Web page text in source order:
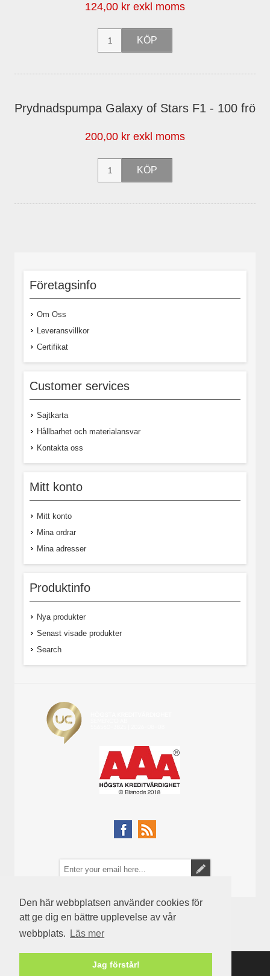
Den här webbplatsen använder cookies för
att ge dig en bättre upplevelse av vår
webbplats.
Läs mer
Jag förstår!
124,00 kr exkl moms
Prydnadspumpa Galaxy of Stars F1 - 100 frö
200,00 kr exkl moms
Företagsinfo
Om Oss
Leveransvillkor
Certifikat
Customer services
Sajtkarta
Hållbarhet och materialansvar
Kontakta oss
Mitt konto
Mitt konto
Mina ordrar
Mina adresser
Produktinfo
Nya produkter
Senast visade produkter
Search
Powered bynopCommerce